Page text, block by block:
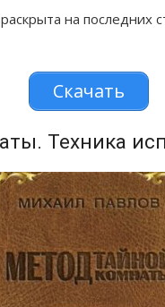
на последних
Скачать
Техника